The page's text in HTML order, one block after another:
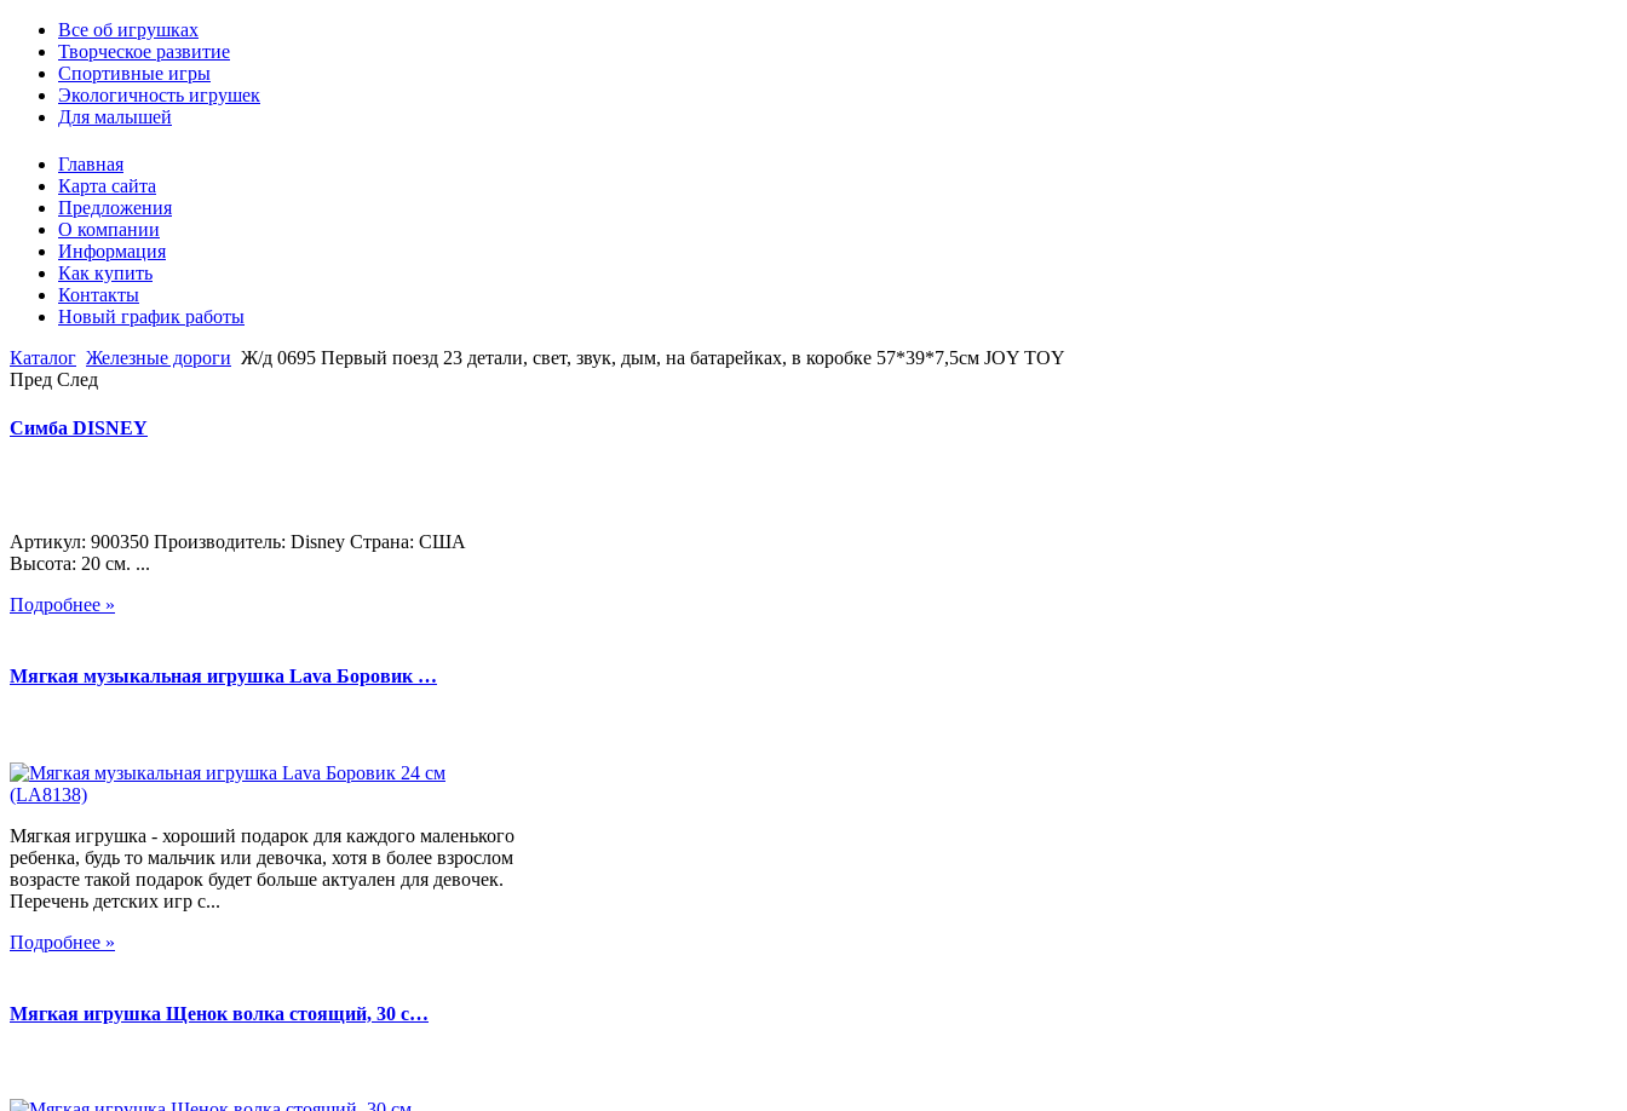
Все об игрушках
Творческое развитие
Спортивные игры
Экологичность игрушек
Для малышей
Главная
Карта сайта
Предложения
О компании
Информация
Как купить
Контакты
Новый график работы
Каталог Железные дороги Ж/д 0695 Первый поезд 23 детали, свет, звук, дым, на батарейках, в коробке 57*39*7,5см JOY TOY
Пред След
Симба DISNEY
Артикул: 900350 Производитель: Disney Страна: США
Высота: 20 см. ...
Подробнее »
Мягкая музыкальная игрушка Lava Боровик …
Мягкая игрушка - хороший подарок для каждого маленького
ребенка, будь то мальчик или девочка, хотя в более взрослом
возрасте такой подарок будет больше актуален для девочек.
Перечень детских игр с...
Подробнее »
Мягкая игрушка Щенок волка стоящий, 30 с…